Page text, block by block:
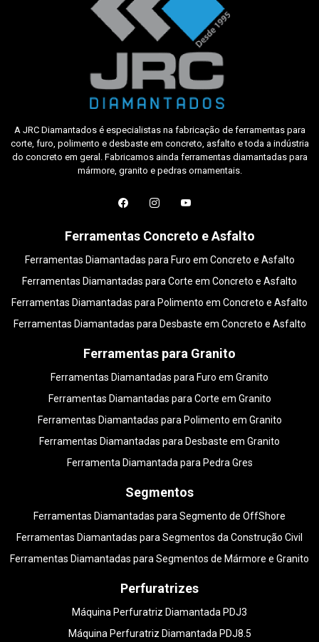
A JRC Diamantados é especialistas na fabricação de ferramentas para
corte, furo, polimento e desbaste em concreto, asfalto e toda a indústria
do concreto em geral. Fabricamos ainda ferramentas diamantadas para
mármore, granito e pedras ornamentais.
Ferramentas Concreto e Asfalto
Ferramentas Diamantadas para Furo em Concreto e Asfalto
Ferramentas Diamantadas para Corte em Concreto e Asfalto
Ferramentas Diamantadas para Polimento em Concreto e Asfalto
Ferramentas Diamantadas para Desbaste em Concreto e Asfalto
Ferramentas para Granito
Ferramentas Diamantadas para Furo em Granito
Ferramentas Diamantadas para Corte em Granito
Ferramentas Diamantadas para Polimento em Granito
Ferramentas Diamantadas para Desbaste em Granito
Ferramenta Diamantada para Pedra Gres
Segmentos
Ferramentas Diamantadas para Segmento de OffShore
Ferramentas Diamantadas para Segmentos da Construção Civil
Ferramentas Diamantadas para Segmentos de Mármore e Granito
Perfuratrizes
Máquina Perfuratriz Diamantada PDJ3
Máquina Perfuratriz Diamantada PDJ8.5